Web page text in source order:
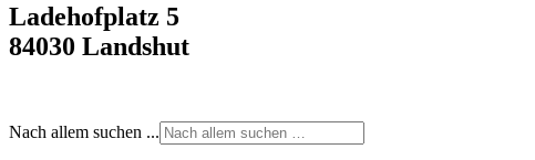
Ladehofplatz 5
84030 Landshut
Nach allem suchen ...